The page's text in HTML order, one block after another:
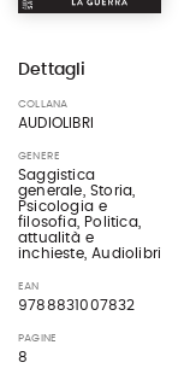
Dettagli
COLLANA
AUDIOLIBRI
GENERE
Saggistica
generale, Storia,
Psicologia e
filosofia, Politica,
attualità e
inchieste, Audiolibri
EAN
9788831007832
PAGINE
8